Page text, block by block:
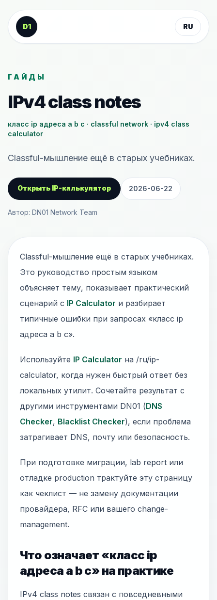
К содержанию
D1
RU
ГАЙДЫ
IPv4 class notes
класс ip адреса a b c · classful network · ipv4 class
calculator
Classful-мышление ещё в старых учебниках.
Открыть IP-калькулятор 2026-06-22
Автор: DN01 Network Team
Classful-мышление ещё в старых учебниках.
Это руководство простым языком
объясняет тему, показывает практический
сценарий с IP Calculator и разбирает
типичные ошибки при запросах «класс ip
адреса a b c».
Используйте IP Calculator на /ru/ip-
calculator, когда нужен быстрый ответ без
локальных утилит. Сочетайте результат с
другими инструментами DN01 (DNS
Checker, Blacklist Checker), если проблема
затрагивает DNS, почту или безопасность.
При подготовке миграции, lab report или
отладке production трактуйте эту страницу
как чеклист — не замену документации
провайдера, RFC или вашего change-
management.
Что означает «класс ip
адреса a b c» на практике
IPv4 class notes связан с повседневными